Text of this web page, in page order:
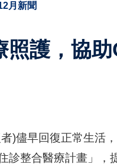
月新聞
護，協
)儘早回復正常生活
診整合醫療計畫」，